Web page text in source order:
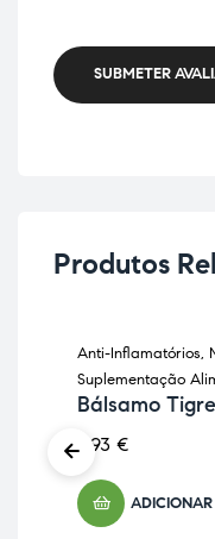
SUBMETER
Produtos
Anti-Inflamatórios,
Suplementação
Bálsamo
8,93 €
ADICIONAR